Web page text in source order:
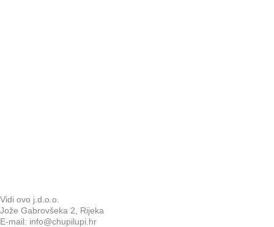
Vidi ovo j.d.o.o.
Jože Gabrovšeka 2, Rijeka
E-mail: info@chupilupi.hr